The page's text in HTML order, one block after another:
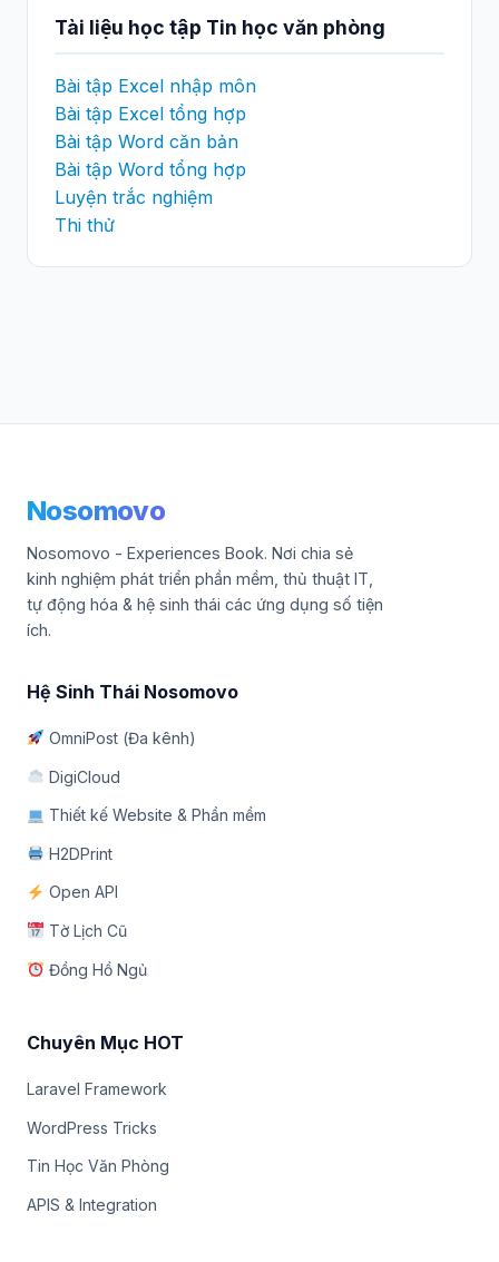
Tài liệu học tập Tin học văn phòng
Bài tập Excel nhập môn
Bài tập Excel tổng hợp
Bài tập Word căn bản
Bài tập Word tổng hợp
Luyện trắc nghiệm
Thi thử
Nosomovo
Nosomovo - Experiences Book. Nơi chia sẻ
kinh nghiệm phát triển phần mềm, thủ thuật IT,
tự động hóa & hệ sinh thái các ứng dụng số tiện
ích.
Hệ Sinh Thái Nosomovo
OmniPost (Đa kênh)
DigiCloud
Thiết kế Website & Phần mềm
H2DPrint
Open API
Tờ Lịch Cũ
Đồng Hồ Ngủ
Chuyên Mục HOT
Laravel Framework
WordPress Tricks
Tin Học Văn Phòng
APIS & Integration